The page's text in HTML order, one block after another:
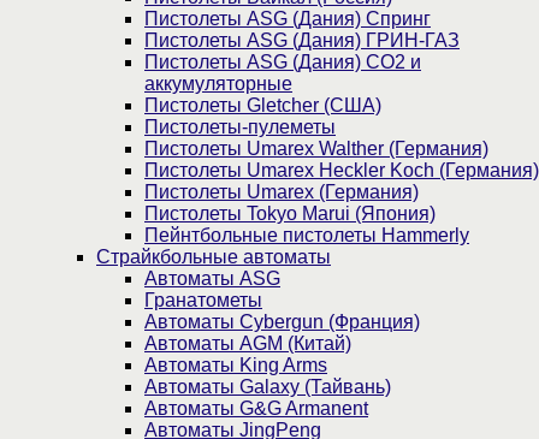
Пистолеты ASG (Дания) Спринг
Пистолеты ASG (Дания) ГРИН-ГАЗ
Пистолеты ASG (Дания) CO2 и
аккумуляторные
Пистолеты Gletcher (США)
Пистолеты-пулеметы
Пистолеты Umarex Walther (Германия)
Пистолеты Umarex Heckler Koch (Германия)
Пистолеты Umarex (Германия)
Пистолеты Tokyo Marui (Япония)
Пейнтбольные пистолеты Hammerly
Страйкбольные автоматы
Автоматы ASG
Гранатометы
Автоматы Cybergun (Франция)
Автоматы AGM (Китай)
Автоматы King Arms
Автоматы Galaxy (Тайвань)
Автоматы G&G Armanent
Автоматы JingPeng